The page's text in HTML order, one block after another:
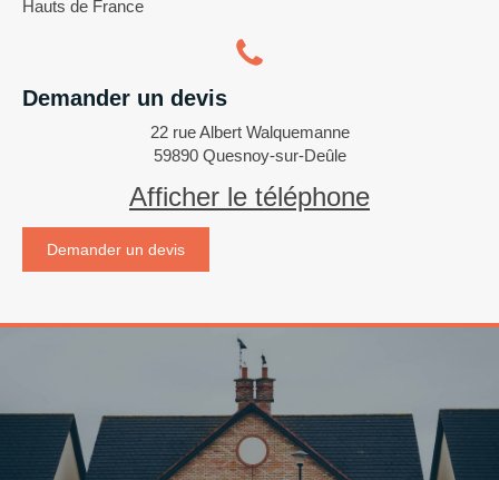
Hauts de France
Demander un devis
22 rue Albert Walquemanne
59890 Quesnoy-sur-Deûle
Afficher le téléphone
Demander un devis